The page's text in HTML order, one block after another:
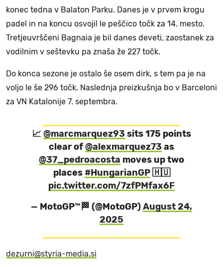
konec tedna v Balaton Parku. Danes je v prvem krogu
padel in na koncu osvojil le peščico točk za 14. mesto.
Tretjeuvrščeni Bagnaia je bil danes deveti, zaostanek za
vodilnim v seštevku pa znaša že 227 točk.
Do konca sezone je ostalo še osem dirk, s tem pa je na
voljo le še 296 točk. Naslednja preizkušnja bo v Barceloni
za VN Katalonije 7. septembra.
📈 @marcmarquez93 sits 175 points
clear of@alexmarquez73 as
@37_pedroacosta moves up two
places#HungarianGP🇭🇺
pic.twitter.com/7zfPMfax6F
— MotoGP™🏁 (@MotoGP)August 24,
2025
dezurni@styria-media.si